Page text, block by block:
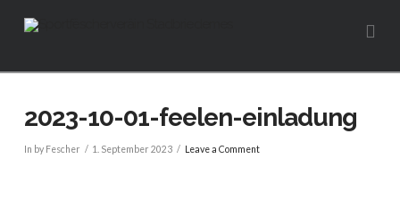
2023-10-01-feelen-einladung
In by Fescher 1. September 2023 Leave a Comment